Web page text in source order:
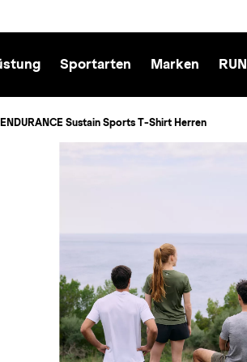
Sportarten Marken RUN
Sustain Sports T-Shirt Herren